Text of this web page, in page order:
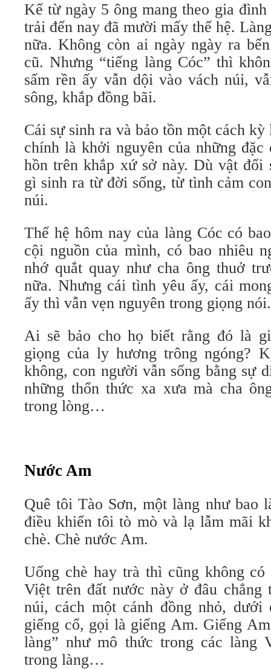
Kể từ ngày 5 ông mang theo gia
trải đến nay đã mười mấy thế hệ.
nữa. Không còn ai ngày ngày ra
cũ. Nhưng “tiếng làng Cóc” thì
sấm rền ấy vẫn dội vào vách núi,
sông, khắp đồng bãi.
Cái sự sinh ra và bảo tồn một cách
chính là khởi nguyên của những đặc
hồn trên khắp xứ sở này. Dù vật đổi
gì sinh ra từ đời sống, từ tình cảm
núi.
Thế hệ hôm nay của làng Cóc có
cội nguồn của mình, có bao nhiêu
nhớ quắt quay như cha ông thuở
nữa. Nhưng cái tình yêu ấy, cái
ấy thì vẫn vẹn nguyên trong giọng nói.
Ai sẽ bảo cho họ biết rằng đó là
giọng của ly hương trông ngóng?
không, con người vẫn sống bằng sự
những thổn thức xa xưa mà cha
trong lòng…
Nước Am
Quê tôi Tào Sơn, một làng như bao
điều khiến tôi tò mò và lạ lẫm mãi
chè. Chè nước Am.
Uống chè hay trà thì cũng không
Việt trên đất nước này ở đâu
núi, cách một cánh đồng nhỏ,
giếng cổ, gọi là giếng Am. Giếng
làng” như mô thức trong các làng
trong làng…